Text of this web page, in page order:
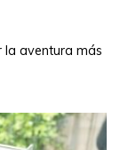
la aventura más